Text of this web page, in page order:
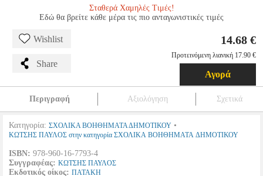
Σταθερά Χαμηλές Τιμές!
Εδώ θα βρείτε κάθε μέρα τις πιο ανταγωνιστικές τιμές
Wishlist
Share
14.68 €
Προτεινόμενη λιανική 17.90 €
Αγορά
Περιγραφή Αξιολόγηση Σχετικά
Κατηγορία: ΣΧΟΛΙΚΑ ΒΟΗΘΗΜΑΤΑ ΔΗΜΟΤΙΚΟΥ •
ΚΩΤΣΗΣ ΠΑΥΛΟΣ στην κατηγορία ΣΧΟΛΙΚΑ ΒΟΗΘΗΜΑΤΑ ΔΗΜΟΤΙΚΟΥ
ISBN: 978-960-16-7793-4
Συγγραφέας: ΚΩΤΣΗΣ ΠΑΥΛΟΣ
Εκδοτικός οίκος: ΠΑΤΑΚΗ